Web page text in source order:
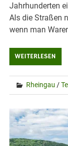
Jahrhunderten
Als die Straßen
wenn man
WEITERLESEN
Rheingau /